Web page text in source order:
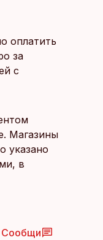
оплатить
за
с
Магазины
указано
в
Сообщи